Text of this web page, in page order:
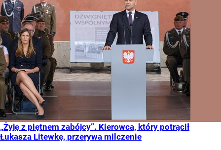
„Żyję z piętnem zabójcy”. Kierowca, który potrącił
Łukasza Litewkę, przerywa milczenie